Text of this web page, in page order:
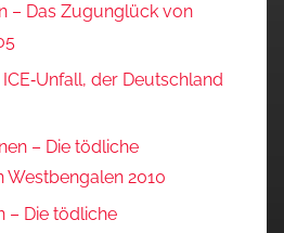
– Das Zugunglück von
der Deutschland
– Die tödliche
2010
– Die tödliche